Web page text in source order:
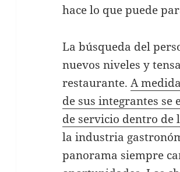
hace lo que puede
La búsqueda del
nuevos niveles y
restaurante.A
de sus integrantes
de servicio dentro de
la industria
panorama siempre